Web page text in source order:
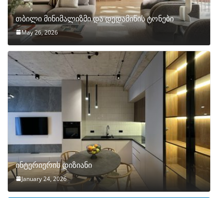
თბილი მინიმალიზმი და დედამიწის ტონები
May 26, 2026
ინტერიერის დიზიანი
January 24, 2026